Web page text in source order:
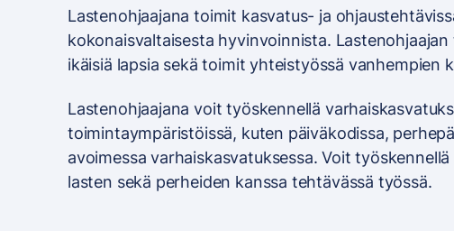
Lastenohjaajana toimit kasvatus- ja
kokonaisvaltaisesta hyvinvoinnista.
ikäisiä lapsia sekä toimit yhteistyössä vanhempien
Lastenohjaajana voit työskennellä
toimintaympäristöissä, kuten päiväkodissa,
avoimessa varhaiskasvatuksessa. Voit
lasten sekä perheiden kanssa tehtävässä työssä.